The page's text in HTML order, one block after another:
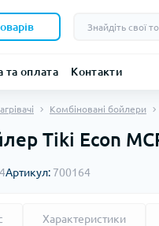
та оплата Контакти
Комбіновані бойлери
Tiki Econ
Артикул: 700164
Характеристики